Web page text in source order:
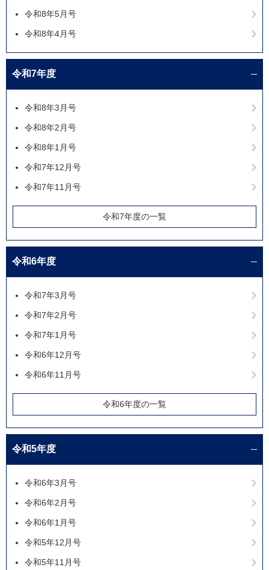
令和8年5月号
令和8年4月号
令和7年度
令和8年3月号
令和8年2月号
令和8年1月号
令和7年12月号
令和7年11月号
令和7年度の一覧
令和6年度
令和7年3月号
令和7年2月号
令和7年1月号
令和6年12月号
令和6年11月号
令和6年度の一覧
令和5年度
令和6年3月号
令和6年2月号
令和6年1月号
令和5年12月号
令和5年11月号